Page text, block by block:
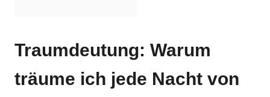
Traumdeutung: Warum
träume ich jede Nacht von